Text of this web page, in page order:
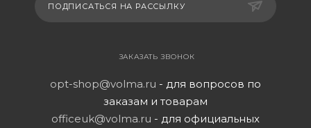
ПОДПИСАТЬСЯ НА РАССЫЛКУ
ЗАКАЗАТЬ ЗВОНОК
opt-shop@volma.ru - для вопросов по
заказам и товарам
officeuk@volma.ru - для официальных